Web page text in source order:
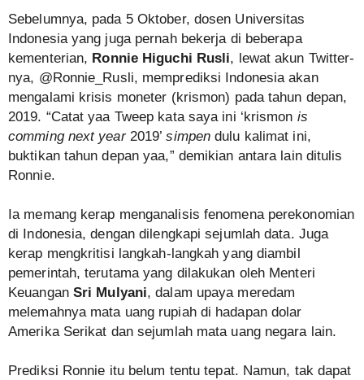
Sebelumnya, pada 5 Oktober, dosen Universitas
Indonesia yang juga pernah bekerja di beberapa
kementerian, Ronnie Higuchi Rusli, lewat akun Twitter-
nya, @Ronnie_Rusli, memprediksi Indonesia akan
mengalami krisis moneter (krismon) pada tahun depan,
2019. “Catat yaa Tweep kata saya ini ‘krismon is
comming next year2019’simpen dulu kalimat ini,
buktikan tahun depan yaa,” demikian antara lain ditulis
Ronnie.
Ia memang kerap menganalisis fenomena perekonomian
di Indonesia, dengan dilengkapi sejumlah data. Juga
kerap mengkritisi langkah-langkah yang diambil
pemerintah, terutama yang dilakukan oleh Menteri
KeuanganSri Mulyani, dalam upaya meredam
melemahnya mata uang rupiah di hadapan dolar
Amerika Serikat dan sejumlah mata uang negara lain.
Prediksi Ronnie itu belum tentu tepat. Namun, tak dapat